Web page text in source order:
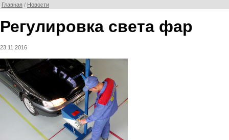
Главная / Новости
Регулировка света фар
23.11.2016